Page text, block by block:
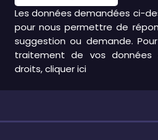
Les données demandées ci-
pour nous permettre de
suggestion ou demande.
traitement de vos données
droits, cliquerici